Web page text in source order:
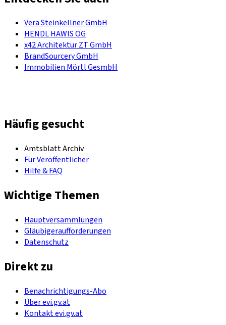
Vera Steinkellner GmbH
HENDL HAWIS OG
x42 Architektur ZT GmbH
BrandSourcery GmbH
Immobilien Mörtl GesmbH
Häufig gesucht
Amtsblatt Archiv
Für Veröffentlicher
Hilfe & FAQ
Wichtige Themen
Hauptversammlungen
Gläubigeraufforderungen
Datenschutz
Direkt zu
Benachrichtigungs-Abo
Über evi.gv.at
Kontakt evi.gv.at